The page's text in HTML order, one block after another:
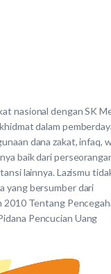
nasional dengan SK
dalam
dana zakat, infaq,
baik dari
lainnya. Lazismu
yang bersumber dari
2010 Tentang
Pencucian Uang